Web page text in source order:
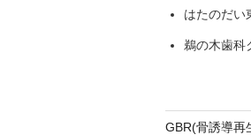
はたのだい
鵜の木歯科
GBR(骨誘導再